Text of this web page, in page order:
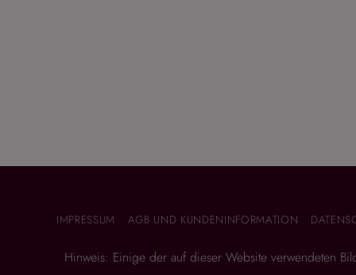
IMPRESSUM AGB UND KUNDENINFORMATION
Hinweis: Einige der auf dieser Website verwendeten